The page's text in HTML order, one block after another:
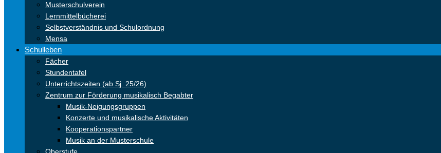
Musterschulverein
Lernmittelbücherei
Selbstverständnis und Schulordnung
Mensa
Schulleben
Fächer
Stundentafel
Unterrichtszeiten (ab Sj. 25/26)
Zentrum zur Förderung musikalisch Begabter
Musik-Neigungsgruppen
Konzerte und musikalische Aktivitäten
Kooperationspartner
Musik an der Musterschule